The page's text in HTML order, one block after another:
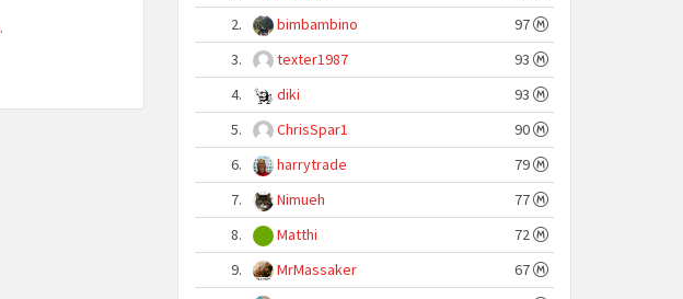
.
2.
bimbambino
97
3.
texter1987
93
4.
diki
93
5.
ChrisSpar1
90
6.
harrytrade
79
7.
Nimueh
77
8.
Matthi
72
9.
MrMassaker
67